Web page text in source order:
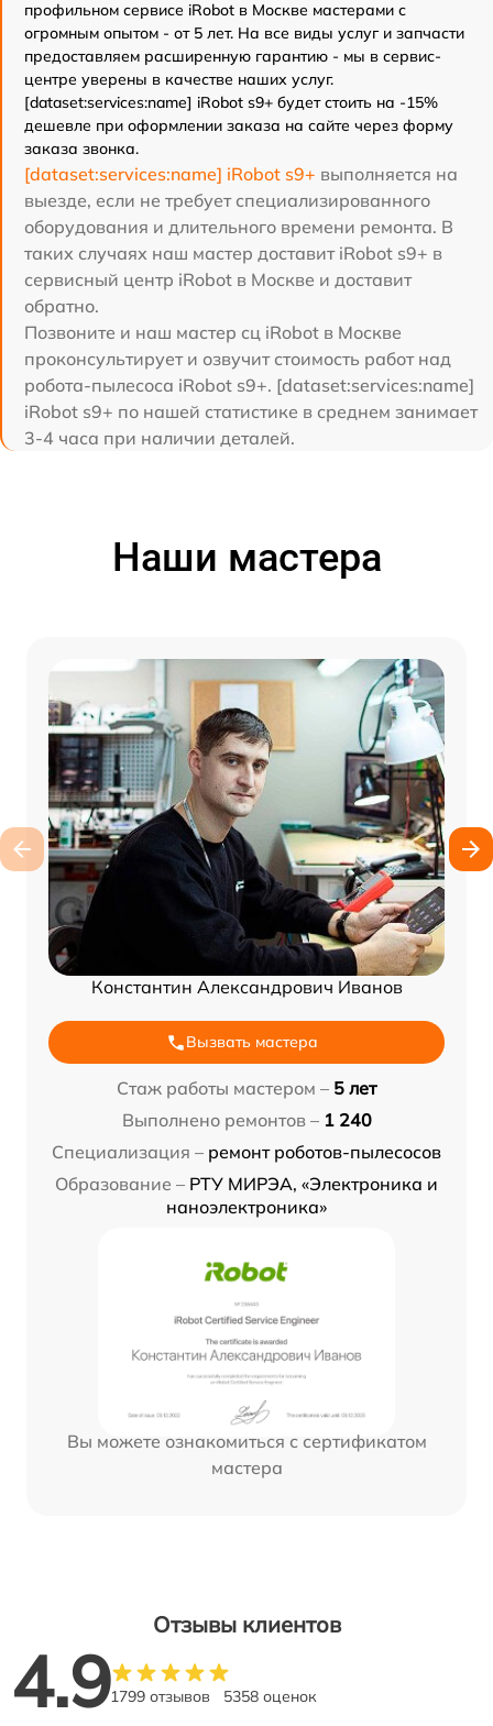
профильном сервисе iRobot в Москве мастерами с
огромным опытом - от 5 лет. На все виды услуг и запчасти
предоставляем расширенную гарантию - мы в сервис-
центре уверены в качестве наших услуг.
[dataset:services:name] iRobot s9+ будет стоить на -15%
дешевле при оформлении заказа на сайте через форму
заказа звонка.
[dataset:services:name] iRobot s9+ выполняется на
выезде, если не требует специализированного
оборудования и длительного времени ремонта. В
таких случаях наш мастер доставит iRobot s9+ в
сервисный центр iRobot в Москве и доставит
обратно.
Позвоните и наш мастер сц iRobot в Москве
проконсультирует и озвучит стоимость работ над
робота-пылесоса iRobot s9+. [dataset:services:name]
iRobot s9+ по нашей статистике в среднем занимает
3-4 часа при наличии деталей.
Наши мастера
Константин Александрович Иванов
Вызвать мастера
Стаж работы мастером – 5 лет
Выполнено ремонтов – 1 240
Специализация – ремонт роботов-пылесосов
Образование – РТУ МИРЭА, «Электроника и
наноэлектроника»
Вы можете ознакомиться с сертификатом
мастера
Отзывы клиентов
4.91799 отзывов 5358 оценок